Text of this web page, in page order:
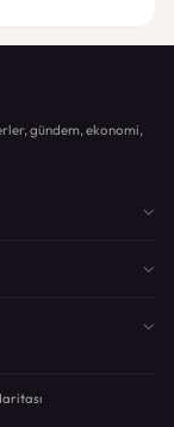
gündem, ekonomi,